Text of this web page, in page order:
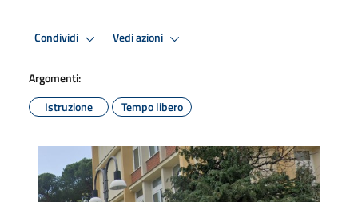
Condividi Vedi azioni
Argomenti:
Istruzione
Tempo libero